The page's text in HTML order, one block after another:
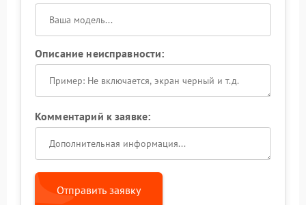
Описание неисправности:
Комментарий к заявке:
Отправить заявку